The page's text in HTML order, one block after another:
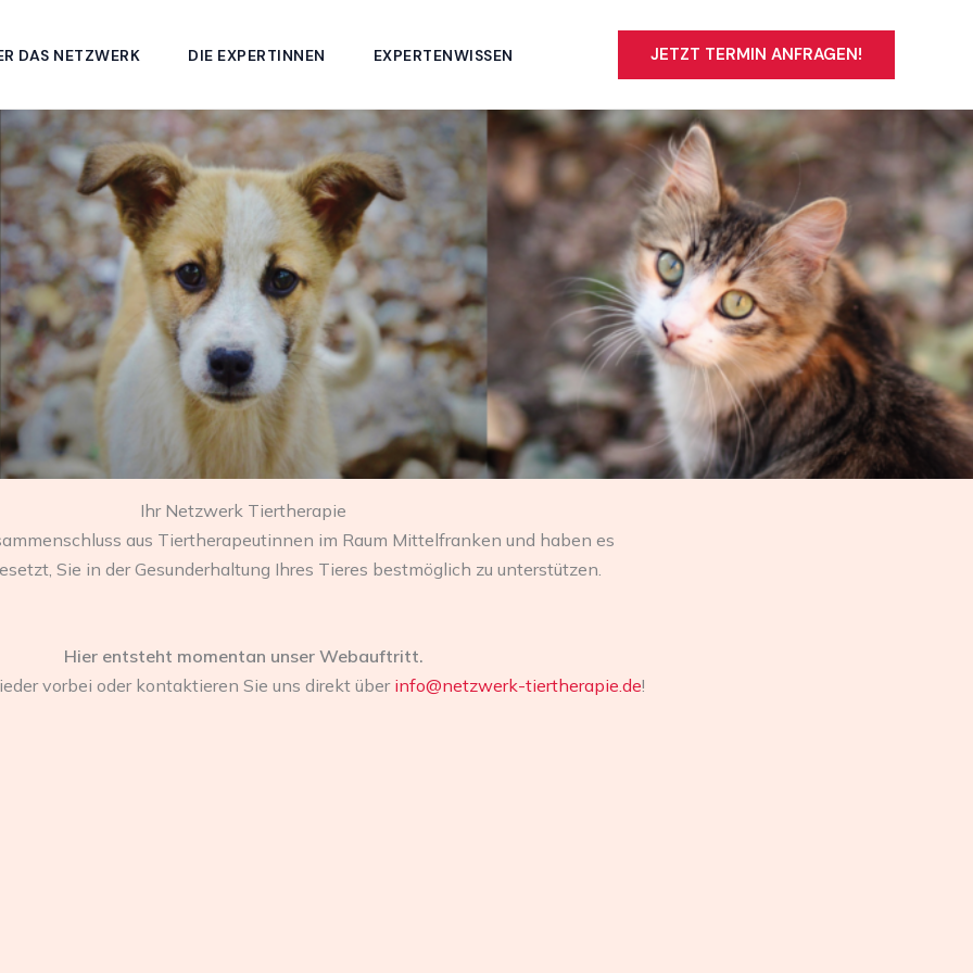
DAS NETZWERK DIE EXPERTINNEN EXPERTENWISSEN JETZT TERMIN ANFRAGEN!
Ihr Netzwerk Tiertherapie
aus Tiertherapeutinnen im Raum Mittelfranken und haben es
Sie in der Gesunderhaltung Ihres Tieres bestmöglich zu unterstützen.
Hier entsteht momentan unser Webauftritt.
vorbei oder kontaktieren Sie uns direkt über info@netzwerk-tiertherapie.de!